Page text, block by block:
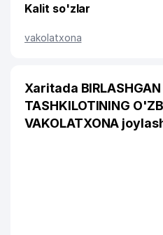
Kalit so'zlar
vakolatxona
Xaritada
TASHKILOTINING
VAKOLATXONA